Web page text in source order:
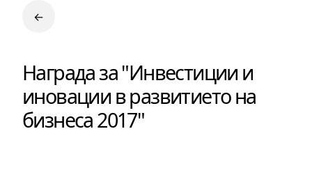
←
Награда за "Инвестиции и
иновации в развитието на
бизнеса 2017"